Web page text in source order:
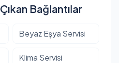
Bağlantılar
Beyaz Eşya Servisi
Klima Servisi